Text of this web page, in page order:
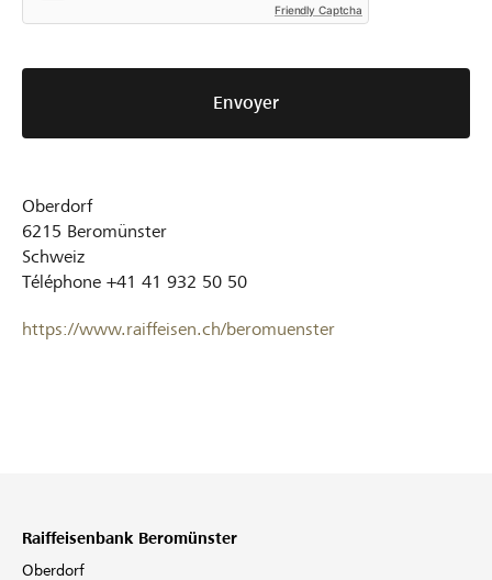
Friendly Captcha
Envoyer
Oberdorf
6215 Beromünster
Schweiz
Téléphone +41 41 932 50 50
https://www.raiffeisen.ch/beromuenster
Raiffeisenbank Beromünster
Oberdorf